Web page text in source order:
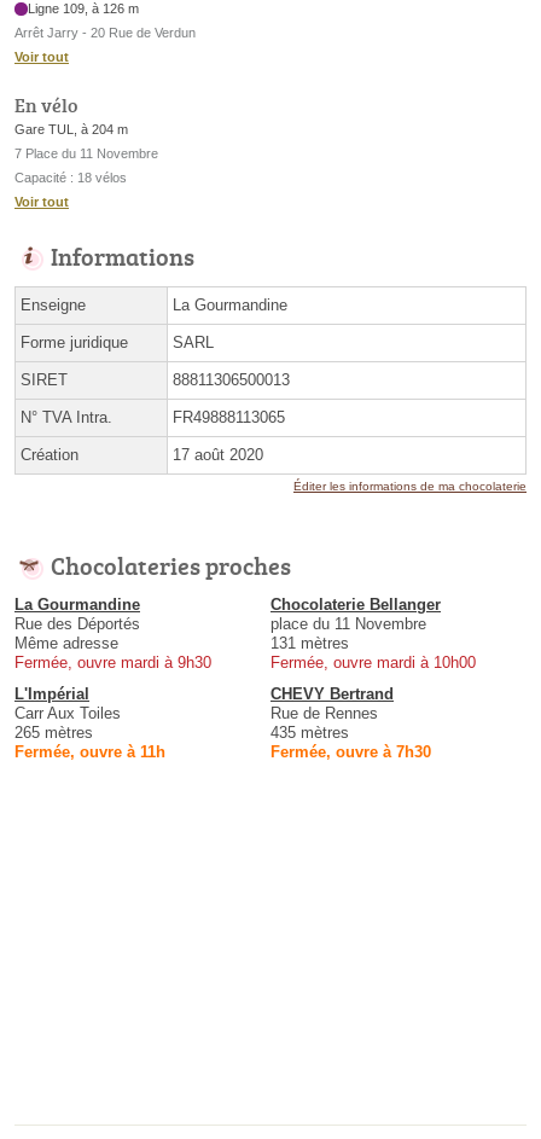
Ligne 109, à 126 m
Arrêt Jarry - 20 Rue de Verdun
Voir tout
En vélo
Gare TUL, à 204 m
7 Place du 11 Novembre
Capacité : 18 vélos
Voir tout
Informations
Enseigne La Gourmandine
Forme juridique SARL
SIRET 88811306500013
N° TVA Intra. FR49888113065
Création 17 août 2020
Éditer les informations de ma chocolaterie
Chocolateries proches
La Gourmandine
Rue des Déportés
Même adresse
Fermée, ouvre mardi à 9h30
Chocolaterie Bellanger
place du 11 Novembre
131 mètres
Fermée, ouvre mardi à 10h00
L'Impérial
Carr Aux Toiles
265 mètres
Fermée, ouvre à 11h
CHEVY Bertrand
Rue de Rennes
435 mètres
Fermée, ouvre à 7h30